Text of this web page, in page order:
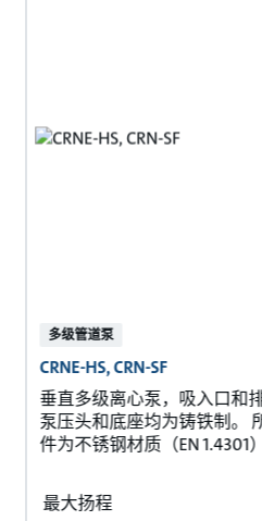
多级管道泵
CRNE-HS, CRN-SF
垂直多级离心泵，吸入口和
泵压头和底座均为铸铁制。
件为不锈钢材质（EN 1.4301）
最大扬程